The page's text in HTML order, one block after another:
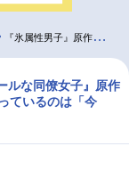
コスプレ
『氷属性男子』原作者・殿ヶ谷美由記先生インタビュー
ルな同僚女子』原作
ているのは「今